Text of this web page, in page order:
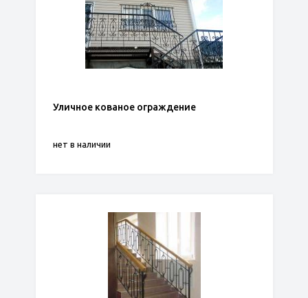
Уличное кованое ограждение
нет в наличии